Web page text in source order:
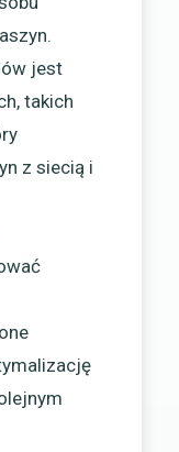
jest
takich
z siecią i